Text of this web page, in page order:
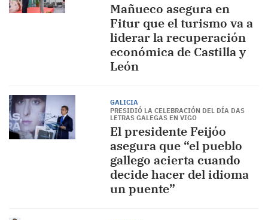
Mañueco asegura en
Fitur que el turismo va a
liderar la recuperación
económica de Castilla y
León
GALICIA
PRESIDIÓ LA CELEBRACIÓN DEL DÍA DAS
LETRAS GALEGAS EN VIGO
El presidente Feijóo
asegura que “el pueblo
gallego acierta cuando
decide hacer del idioma
un puente”